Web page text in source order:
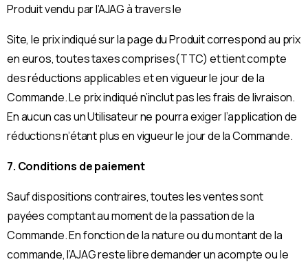
Produit vendu par l’AJAG à travers le
Site, le prix indiqué sur la page du Produit correspond au prix
en euros, toutes taxes comprises(TTC) et tient compte
des réductions applicables et en vigueur le jour de la
Commande. Le prix indiqué n’inclut pas les frais de livraison.
En aucun cas un Utilisateur ne pourra exiger l’application de
réductions n’étant plus en vigueur le jour de la Commande.
7. Conditions de paiement
Sauf dispositions contraires, toutes les ventes sont
payées comptant au moment de la passation de la
Commande. En fonction de la nature ou du montant de la
commande, l’AJAG reste libre demander un acompte ou le